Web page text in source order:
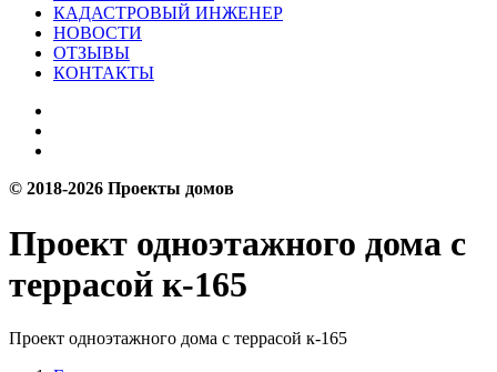
КАДАСТРОВЫЙ ИНЖЕНЕР
НОВОСТИ
ОТЗЫВЫ
КОНТАКТЫ
© 2018-2026 Проекты домов
Проект одноэтажного дома с
террасой к-165
Проект одноэтажного дома с террасой к-165